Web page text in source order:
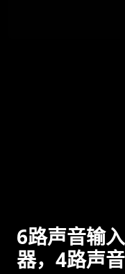
6路声音输
器，4路声